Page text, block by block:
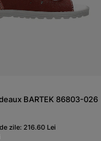
BARTEK 86803-026
zile: 216.60 Lei